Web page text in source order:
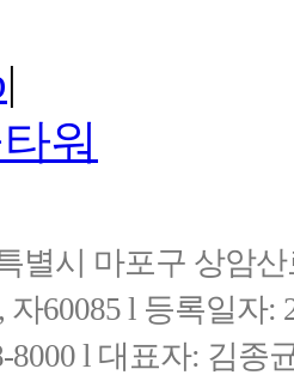
|
워
별시 마포구 상암
자60085 l 등록일자:
8000 l 대표자: 김종